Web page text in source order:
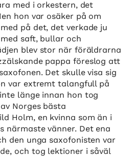
med i orkestern, det
hon var osäker på om
på det, det verkade ju
saft, bullar och
blev stor när föräldrarna
pappa föreslog att
Det skulle visa sig
var extremt talangfull på
länge innan hon tog
Norges bästa
Holm, en kvinna som än i
närmaste vänner. Det ena
den unga saxofonisten var
och tog lektioner i såväl